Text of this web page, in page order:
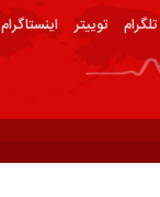
تلگرام توییتر اینستاگرام